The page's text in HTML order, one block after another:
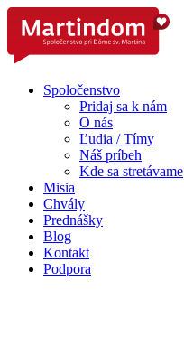
Spoločenstvo
Pridaj sa k nám
O nás
Ľudia / Tímy
Náš príbeh
Kde sa stretávame
Misia
Chvály
Prednášky
Blog
Kontakt
Podpora